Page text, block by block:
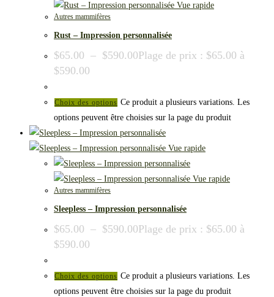
Vue rapide
Autres mammifères
Rust – Impression personnalisée
$65.00 – $590.00Plage de prix : $65.00 à
$590.00
Choix des options Ce produit a plusieurs variations. Les
options peuvent être choisies sur la page du produit
Vue rapide
Vue rapide
Autres mammifères
Sleepless – Impression personnalisée
$65.00 – $590.00Plage de prix : $65.00 à
$590.00
Choix des options Ce produit a plusieurs variations. Les
options peuvent être choisies sur la page du produit